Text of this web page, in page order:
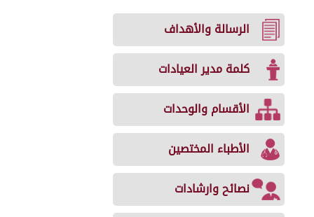
الرسالة والأهداف
كلمة مدير العيادات
الأقسام والوحدات
الأطباء المختصين
نصائح وارشادات